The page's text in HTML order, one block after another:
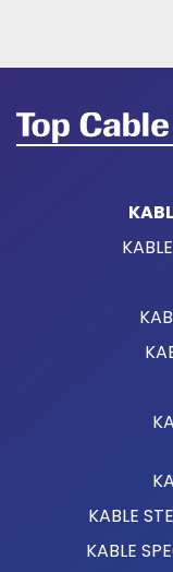
KABLE
KABLE